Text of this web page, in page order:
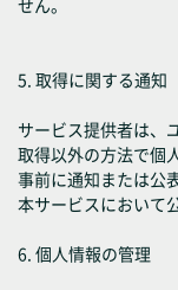
せん。
5. 取得に関する通知
サービス提供者は、
取得以外の方法で個
事前に通知または公
本サービスにおいて
6. 個人情報の管理